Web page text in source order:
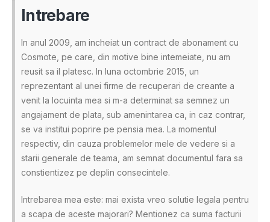
Intrebare
In anul 2009, am incheiat un contract de abonament cu
Cosmote, pe care, din motive bine intemeiate, nu am
reusit sa il platesc. In luna octombrie 2015, un
reprezentant al unei firme de recuperari de creante a
venit la locuinta mea si m-a determinat sa semnez un
angajament de plata, sub amenintarea ca, in caz contrar,
se va institui poprire pe pensia mea. La momentul
respectiv, din cauza problemelor mele de vedere si a
starii generale de teama, am semnat documentul fara sa
constientizez pe deplin consecintele.
Intrebarea mea este: mai exista vreo solutie legala pentru
a scapa de aceste majorari? Mentionez ca suma facturii